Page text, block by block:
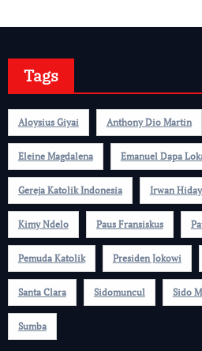
Tags
Aloysius Giyai Anthony Dio Martin
Eleine Magdalena Emanuel Dapa
Gereja Katolik Indonesia Irwan
Kimy Ndelo Paus Fransiskus
Pemuda Katolik Presiden Jokowi
Santa Clara Sidomuncul Sido
Sumba